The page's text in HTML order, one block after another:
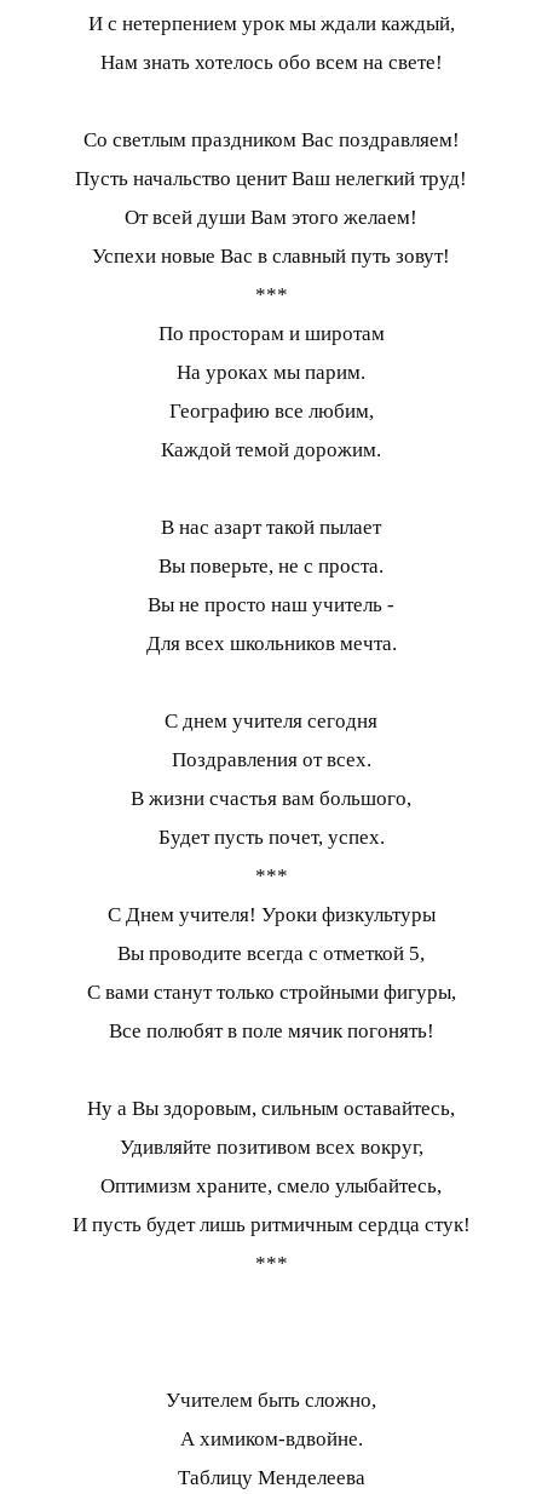
И с нетерпением урок мы ждали каждый,
Нам знать хотелось обо всем на свете!
Со светлым праздником Вас поздравляем!
Пусть начальство ценит Ваш нелегкий труд!
От всей души Вам этого желаем!
Успехи новые Вас в славный путь зовут!
***
По просторам и широтам
На уроках мы парим.
Географию все любим,
Каждой темой дорожим.
В нас азарт такой пылает
Вы поверьте, не с проста.
Вы не просто наш учитель -
Для всех школьников мечта.
С днем учителя сегодня
Поздравления от всех.
В жизни счастья вам большого,
Будет пусть почет, успех.
***
С Днем учителя! Уроки физкультуры
Вы проводите всегда с отметкой 5,
С вами станут только стройными фигуры,
Все полюбят в поле мячик погонять!
Ну а Вы здоровым, сильным оставайтесь,
Удивляйте позитивом всех вокруг,
Оптимизм храните, смело улыбайтесь,
И пусть будет лишь ритмичным сердца стук!
***
Учителем быть сложно,
А химиком-вдвойне.
Таблицу Менделеева